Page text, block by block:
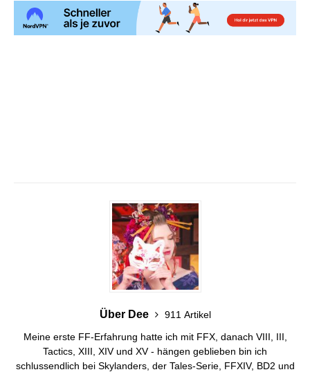
Über Dee
911 Artikel
Meine erste FF-Erfahrung hatte ich mit FFX, danach VIII, III,
Tactics, XIII, XIV und XV - hängen geblieben bin ich
schlussendlich bei Skylanders, der Tales-Serie, FFXIV, BD2 und